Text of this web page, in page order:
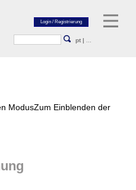
pt |
ModusZum Einblenden der